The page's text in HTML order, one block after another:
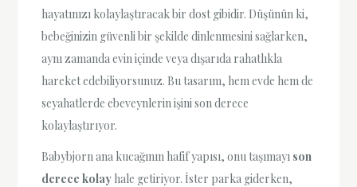
hayatınızı kolaylaştıracak bir dost gibidir. Düşünün ki,
bebeğinizin güvenli bir şekilde dinlenmesini sağlarken,
aynı zamanda evin içinde veya dışarıda rahatlıkla
hareket edebiliyorsunuz. Bu tasarım, hem evde hem de
seyahatlerde ebeveynlerin işini son derece
kolaylaştırıyor.
Babybjorn ana kucağının hafif yapısı, onu taşımayı son
derece kolay hale getiriyor. İster parka giderken,